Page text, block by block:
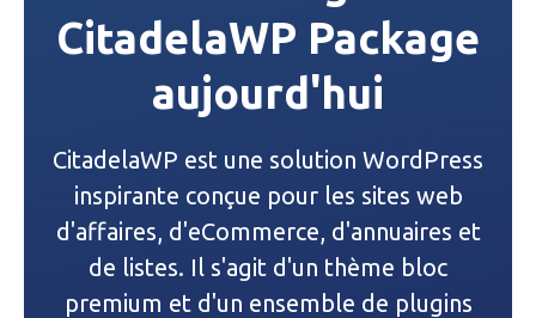
CitadelaWP Package
aujourd'hui
CitadelaWP est une solution WordPress
inspirante conçue pour les sites web
d'affaires, d'eCommerce, d'annuaires et
de listes. Il s'agit d'un thème bloc
premium et d'un ensemble de plugins